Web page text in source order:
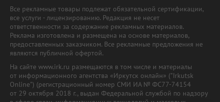
Все рекламные товары подлежат обязательной сертификации,
все услуги - лицензированию. Редакция не несет
ответственности за содержание рекламных материалов.
Реклама изготовлена и размещена на основе материалов,
предоставленных заказчиком. Все рекламные предложения не
являются публичной офертой.
На сайте www.irk.ru размещаются в том числе и материалы
от информационного агентства «Иркутск онлайн» ("Irkutsk
Online") (регистрационный номер СМИ ИА № ФС77-74154
от 29 октября 2018 г., выдан Федеральной службой по надзору